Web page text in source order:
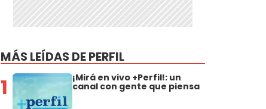
MÁS LEÍDAS DE PERFIL
1 ¡Mirá en vivo +Perfil!: un
canal con gente que piensa